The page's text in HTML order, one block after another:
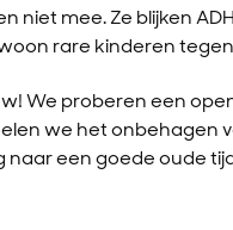
niet mee. Ze blijken
rare kinderen
We proberen een
we het onbehagen
een goede oude